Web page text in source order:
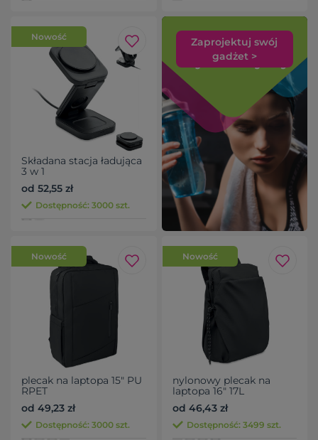
Nowość
Składana stacja ładująca
3 w 1
od 52,55 zł
Dostępność: 3000 szt.
Zaprojektuj swój
gadżet >
Nowość
plecak na laptopa 15" PU
RPET
od 49,23 zł
Dostępność: 3000 szt.
Nowość
nylonowy plecak na
laptopa 16" 17L
od 46,43 zł
Dostępność: 3499 szt.